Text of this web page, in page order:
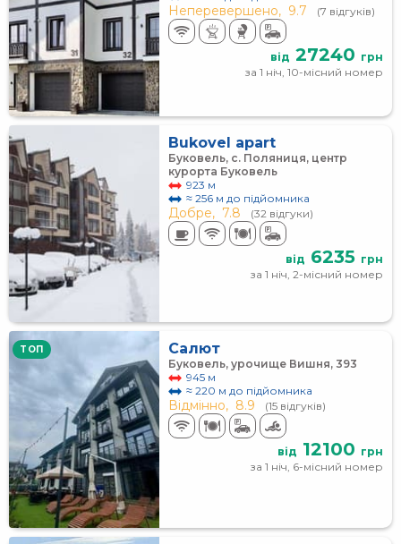
Неперевершено, 9.7 (7 відгуків)
від 27240 грн
за 1 ніч, 10-місний номер
Bukovel apart
Буковель, c. Поляниця, центр
курорта Буковель
923 м
≈ 256 м до підйомника
Добре, 7.8 (32 відгуки)
від 6235 грн
за 1 ніч, 2-місний номер
TOП Салют
Буковель, урочище Вишня, 393
945 м
≈ 220 м до підйомника
Відмінно, 8.9 (15 відгуків)
від 12100 грн
за 1 ніч, 6-місний номер